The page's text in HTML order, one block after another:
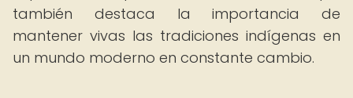
también destaca la importancia de
mantener vivas las tradiciones indígenas en
un mundo moderno en constante cambio.